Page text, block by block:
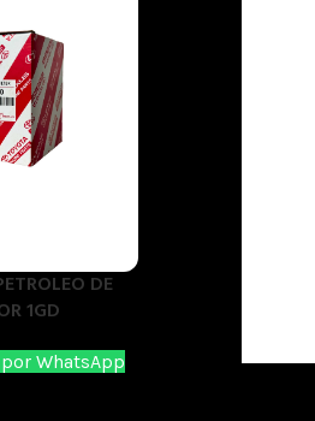
DE
1GD
WhatsApp